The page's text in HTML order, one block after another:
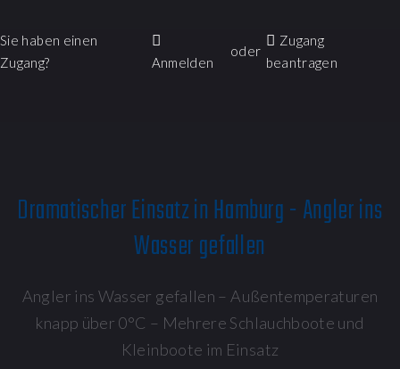
Sie haben einen
Zugang?
Anmelden
oder
Zugang
beantragen
Dramatischer Einsatz in Hamburg - Angler ins
Wasser gefallen
Angler ins Wasser gefallen – Außentemperaturen
knapp über 0°C – Mehrere Schlauchboote und
Kleinboote im Einsatz